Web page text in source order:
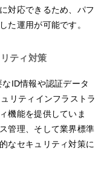
対応できるため、パフ
た運用が可能です。
ティ対策
ID情報や認証データ
リティインフラストラ
機能を提供していま
管理、そして業界標準
なセキュリティ対策に